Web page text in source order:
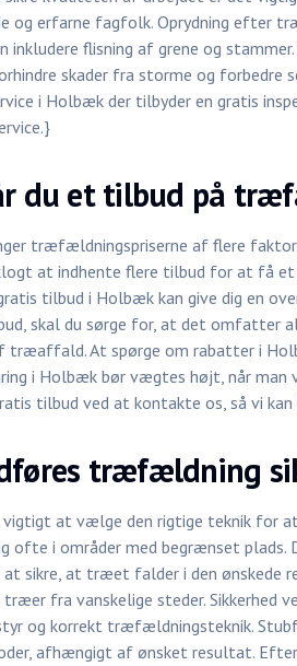
og erfarne fagfolk. Oprydning
inkludere flisning af grene og
skader fra storme og forbedre
i Holbæk der tilbyder en gratis
du et tilbud på
træfældningspriserne af flere
at indhente flere tilbud for at få et
tilbud i Holbæk kan give dig en
skal du sørge for, at det omfatter
At spørge om rabatter i
i Holbæk bør vægtes højt, når
tilbud ved at kontakte os, så vi
træfældning
at vælge den rigtige teknik for
ofte i områder med begrænset
sikre, at træet falder i den ønskede
fra vanskelige steder. Sikkerhed
og korrekt træfældningsteknik.
afhængigt af ønsket resultat.